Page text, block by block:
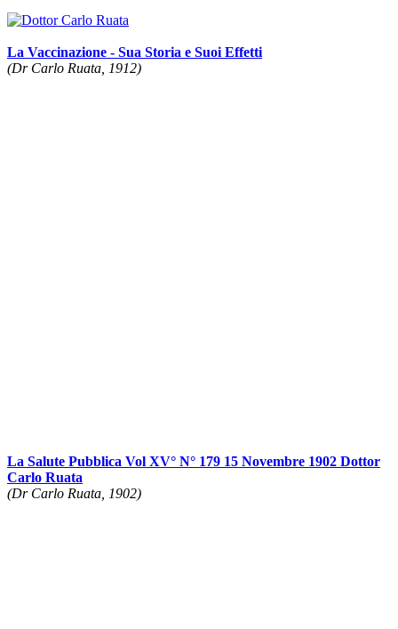
La Vaccinazione - Sua Storia e Suoi Effetti
(Dr Carlo Ruata, 1912)
La Salute Pubblica Vol XV° N° 179 15 Novembre 1902 Dottor
Carlo Ruata
(Dr Carlo Ruata, 1902)